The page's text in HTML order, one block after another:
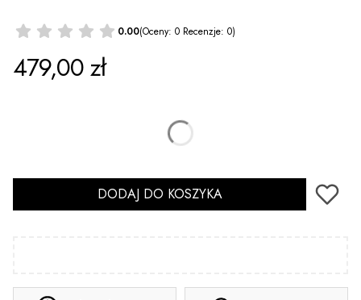
0.00(Oceny: 0 Recenzje: 0)
Cena
479,00 zł
DODAJ DO KOSZYKA